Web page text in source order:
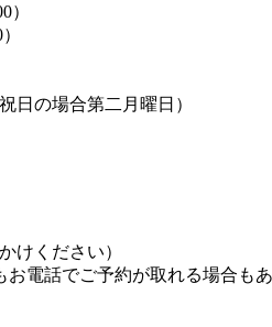
）
日の場合第二月曜日）
けください）
電話でご予約が取れる場合も